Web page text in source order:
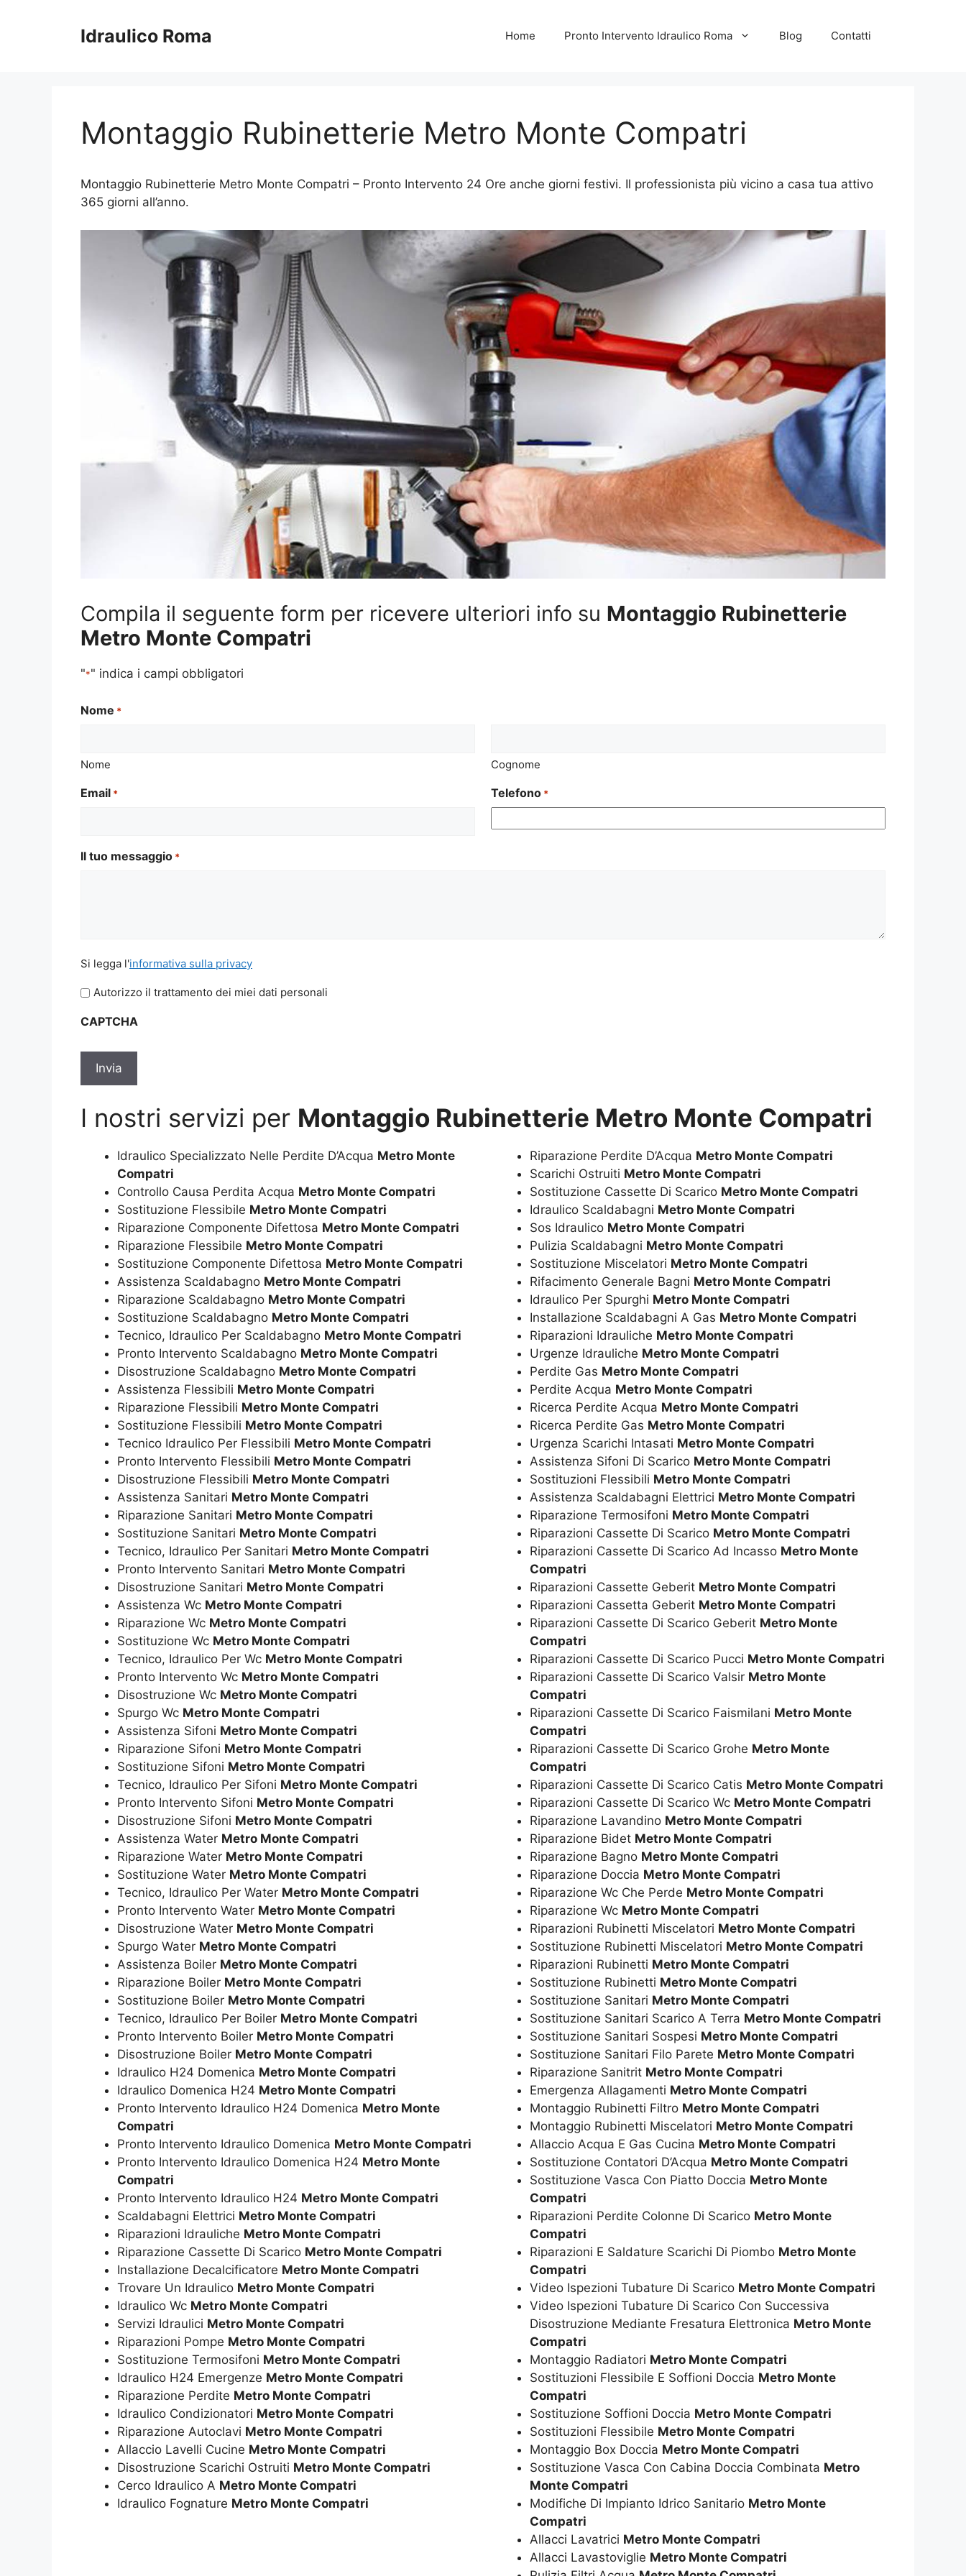
Idraulico Roma Home Pronto Intervento Idraulico Roma Blog Contatti
Montaggio Rubinetterie Metro Monte Compatri
Montaggio Rubinetterie Metro Monte Compatri – Pronto Intervento 24 Ore anche giorni festivi. Il professionista più vicino a casa tua attivo
365 giorni all’anno.
Compila il seguente form per ricevere ulteriori info su Montaggio Rubinetterie
Metro Monte Compatri
"*" indica i campi obbligatori
Nome *
Nome Cognome
Email * Telefono *
Il tuo messaggio *
Si
l'informativa
sulla
*
Si legga l'informativa sulla privacy
Autorizzo il trattamento dei miei dati personali
CAPTCHA
I nostri servizi per Montaggio Rubinetterie Metro Monte Compatri
Idraulico Specializzato Nelle Perdite D’Acqua Metro Monte
Compatri
Controllo Causa Perdita Acqua Metro Monte Compatri
Sostituzione Flessibile Metro Monte Compatri
Riparazione Componente Difettosa Metro Monte Compatri
Riparazione Flessibile Metro Monte Compatri
Sostituzione Componente Difettosa Metro Monte Compatri
Assistenza Scaldabagno Metro Monte Compatri
Riparazione Scaldabagno Metro Monte Compatri
Sostituzione Scaldabagno Metro Monte Compatri
Tecnico, Idraulico Per Scaldabagno Metro Monte Compatri
Pronto Intervento Scaldabagno Metro Monte Compatri
Disostruzione Scaldabagno Metro Monte Compatri
Assistenza Flessibili Metro Monte Compatri
Riparazione Flessibili Metro Monte Compatri
Sostituzione Flessibili Metro Monte Compatri
Tecnico Idraulico Per Flessibili Metro Monte Compatri
Pronto Intervento Flessibili Metro Monte Compatri
Disostruzione Flessibili Metro Monte Compatri
Assistenza Sanitari Metro Monte Compatri
Riparazione Sanitari Metro Monte Compatri
Sostituzione Sanitari Metro Monte Compatri
Tecnico, Idraulico Per Sanitari Metro Monte Compatri
Pronto Intervento Sanitari Metro Monte Compatri
Disostruzione Sanitari Metro Monte Compatri
Assistenza Wc Metro Monte Compatri
Riparazione Wc Metro Monte Compatri
Sostituzione Wc Metro Monte Compatri
Tecnico, Idraulico Per Wc Metro Monte Compatri
Pronto Intervento Wc Metro Monte Compatri
Disostruzione Wc Metro Monte Compatri
Spurgo Wc Metro Monte Compatri
Assistenza Sifoni Metro Monte Compatri
Riparazione Sifoni Metro Monte Compatri
Sostituzione Sifoni Metro Monte Compatri
Tecnico, Idraulico Per Sifoni Metro Monte Compatri
Pronto Intervento Sifoni Metro Monte Compatri
Disostruzione Sifoni Metro Monte Compatri
Assistenza Water Metro Monte Compatri
Riparazione Water Metro Monte Compatri
Sostituzione Water Metro Monte Compatri
Tecnico, Idraulico Per Water Metro Monte Compatri
Pronto Intervento Water Metro Monte Compatri
Disostruzione Water Metro Monte Compatri
Spurgo Water Metro Monte Compatri
Assistenza Boiler Metro Monte Compatri
Riparazione Boiler Metro Monte Compatri
Sostituzione Boiler Metro Monte Compatri
Tecnico, Idraulico Per Boiler Metro Monte Compatri
Pronto Intervento Boiler Metro Monte Compatri
Disostruzione Boiler Metro Monte Compatri
Idraulico H24 Domenica Metro Monte Compatri
Idraulico Domenica H24 Metro Monte Compatri
Pronto Intervento Idraulico H24 Domenica Metro Monte
Compatri
Pronto Intervento Idraulico Domenica Metro Monte Compatri
Pronto Intervento Idraulico Domenica H24 Metro Monte
Compatri
Pronto Intervento Idraulico H24 Metro Monte Compatri
Scaldabagni Elettrici Metro Monte Compatri
Riparazioni Idrauliche Metro Monte Compatri
Riparazione Cassette Di Scarico Metro Monte Compatri
Installazione Decalcificatore Metro Monte Compatri
Trovare Un Idraulico Metro Monte Compatri
Idraulico Wc Metro Monte Compatri
Servizi Idraulici Metro Monte Compatri
Riparazioni Pompe Metro Monte Compatri
Sostituzione Termosifoni Metro Monte Compatri
Idraulico H24 Emergenze Metro Monte Compatri
Riparazione Perdite Metro Monte Compatri
Idraulico Condizionatori Metro Monte Compatri
Riparazione Autoclavi Metro Monte Compatri
Allaccio Lavelli Cucine Metro Monte Compatri
Disostruzione Scarichi Ostruiti Metro Monte Compatri
Cerco Idraulico A Metro Monte Compatri
Idraulico Fognature Metro Monte Compatri
Riparazione Perdite D’Acqua Metro Monte Compatri
Scarichi Ostruiti Metro Monte Compatri
Sostituzione Cassette Di Scarico Metro Monte Compatri
Idraulico Scaldabagni Metro Monte Compatri
Sos Idraulico Metro Monte Compatri
Pulizia Scaldabagni Metro Monte Compatri
Sostituzione Miscelatori Metro Monte Compatri
Rifacimento Generale Bagni Metro Monte Compatri
Idraulico Per Spurghi Metro Monte Compatri
Installazione Scaldabagni A Gas Metro Monte Compatri
Riparazioni Idrauliche Metro Monte Compatri
Urgenze Idrauliche Metro Monte Compatri
Perdite Gas Metro Monte Compatri
Perdite Acqua Metro Monte Compatri
Ricerca Perdite Acqua Metro Monte Compatri
Ricerca Perdite Gas Metro Monte Compatri
Urgenza Scarichi Intasati Metro Monte Compatri
Assistenza Sifoni Di Scarico Metro Monte Compatri
Sostituzioni Flessibili Metro Monte Compatri
Assistenza Scaldabagni Elettrici Metro Monte Compatri
Riparazione Termosifoni Metro Monte Compatri
Riparazioni Cassette Di Scarico Metro Monte Compatri
Riparazioni Cassette Di Scarico Ad Incasso Metro Monte
Compatri
Riparazioni Cassette Geberit Metro Monte Compatri
Riparazioni Cassetta Geberit Metro Monte Compatri
Riparazioni Cassette Di Scarico Geberit Metro Monte
Compatri
Riparazioni Cassette Di Scarico Pucci Metro Monte Compatri
Riparazioni Cassette Di Scarico Valsir Metro Monte
Compatri
Riparazioni Cassette Di Scarico Faismilani Metro Monte
Compatri
Riparazioni Cassette Di Scarico Grohe Metro Monte
Compatri
Riparazioni Cassette Di Scarico Catis Metro Monte Compatri
Riparazioni Cassette Di Scarico Wc Metro Monte Compatri
Riparazione Lavandino Metro Monte Compatri
Riparazione Bidet Metro Monte Compatri
Riparazione Bagno Metro Monte Compatri
Riparazione Doccia Metro Monte Compatri
Riparazione Wc Che Perde Metro Monte Compatri
Riparazione Wc Metro Monte Compatri
Riparazioni Rubinetti Miscelatori Metro Monte Compatri
Sostituzione Rubinetti Miscelatori Metro Monte Compatri
Riparazioni Rubinetti Metro Monte Compatri
Sostituzione Rubinetti Metro Monte Compatri
Sostituzione Sanitari Metro Monte Compatri
Sostituzione Sanitari Scarico A Terra Metro Monte Compatri
Sostituzione Sanitari Sospesi Metro Monte Compatri
Sostituzione Sanitari Filo Parete Metro Monte Compatri
Riparazione Sanitrit Metro Monte Compatri
Emergenza Allagamenti Metro Monte Compatri
Montaggio Rubinetti Filtro Metro Monte Compatri
Montaggio Rubinetti Miscelatori Metro Monte Compatri
Allaccio Acqua E Gas Cucina Metro Monte Compatri
Sostituzione Contatori D’Acqua Metro Monte Compatri
Sostituzione Vasca Con Piatto Doccia Metro Monte
Compatri
Riparazioni Perdite Colonne Di Scarico Metro Monte
Compatri
Riparazioni E Saldature Scarichi Di Piombo Metro Monte
Compatri
Video Ispezioni Tubature Di Scarico Metro Monte Compatri
Video Ispezioni Tubature Di Scarico Con Successiva
Disostruzione Mediante Fresatura Elettronica Metro Monte
Compatri
Montaggio Radiatori Metro Monte Compatri
Sostituzioni Flessibile E Soffioni Doccia Metro Monte
Compatri
Sostituzione Soffioni Doccia Metro Monte Compatri
Sostituzioni Flessibile Metro Monte Compatri
Montaggio Box Doccia Metro Monte Compatri
Sostituzione Vasca Con Cabina Doccia Combinata Metro
Monte Compatri
Modifiche Di Impianto Idrico Sanitario Metro Monte
Compatri
Allacci Lavatrici Metro Monte Compatri
Allacci Lavastoviglie Metro Monte Compatri